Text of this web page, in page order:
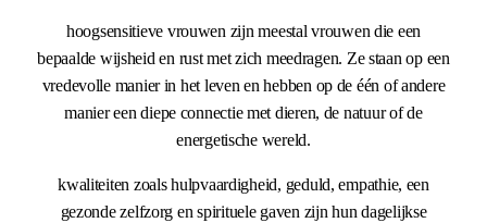
hoogsensitieve vrouwen zijn meestal vrouwen die een
bepaalde wijsheid en rust met zich meedragen. Ze staan op een
vredevolle manier in het leven en hebben op de één of andere
manier een diepe connectie met dieren, de natuur of de
energetische wereld.
kwaliteiten zoals hulpvaardigheid, geduld, empathie, een
gezonde zelfzorg en spirituele gaven zijn hun dagelijkse